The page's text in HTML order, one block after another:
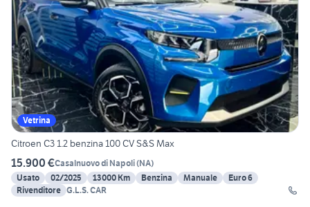
Vetrina
Citroen C3 1.2 benzina 100 CV S&S Max
15.900 €Casalnuovo di Napoli(NA)
Usato
02/2025 13000 Km Benzina Manuale
Euro 6
Rivenditore G.L.S. CAR